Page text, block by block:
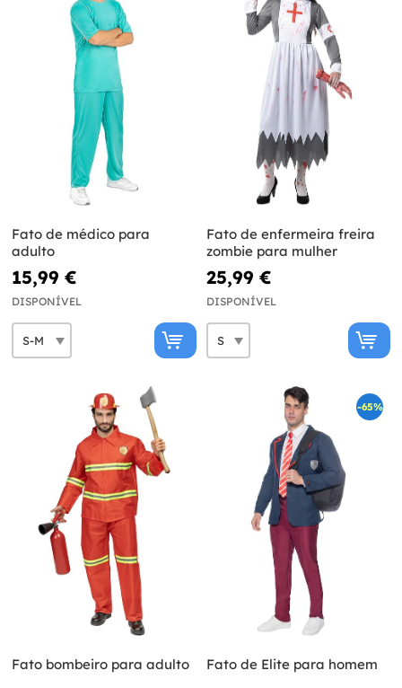
Fato de médico para
adulto
15,99 €
DISPONÍVEL
Fato de enfermeira freira
zombie para mulher
25,99 €
DISPONÍVEL
Fato bombeiro para adulto
-65%
Fato de Elite para homem